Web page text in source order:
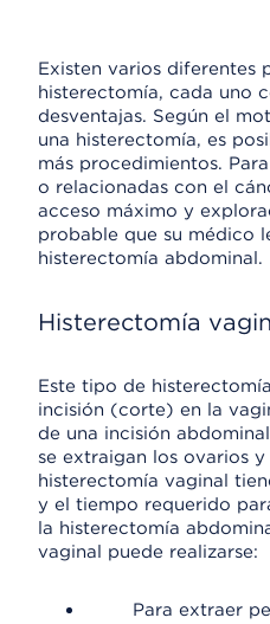
Existen varios diferentes
histerectomía, cada uno
desventajas. Según el
una histerectomía, es
más procedimientos.
o relacionadas con el
acceso máximo y
probable que su médico
histerectomía abdominal.
Histerectomía
Este tipo de
incisión (corte) en la
de una incisión
se extraigan los ovarios
histerectomía vaginal
y el tiempo requerido
la histerectomía
vaginal puede realizarse:
Para extraer